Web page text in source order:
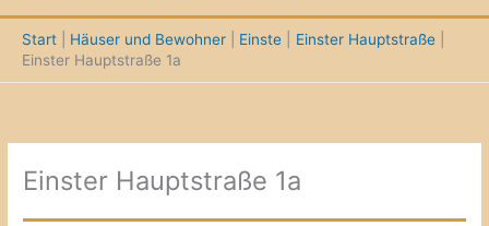
Start Häuser und Bewohner Einste
Einster Hauptstraße
Einster Hauptstraße 1a
Einster Hauptstraße 1a